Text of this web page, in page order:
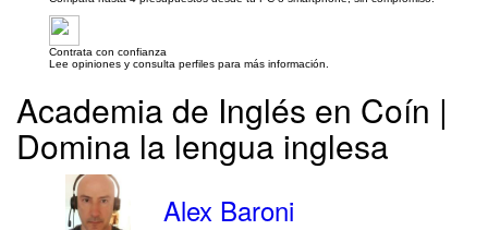
Contrata con confianza
Lee opiniones y consulta perfiles para más información.
Academia de Inglés en Coín |
Domina la lengua inglesa
Alex Baroni